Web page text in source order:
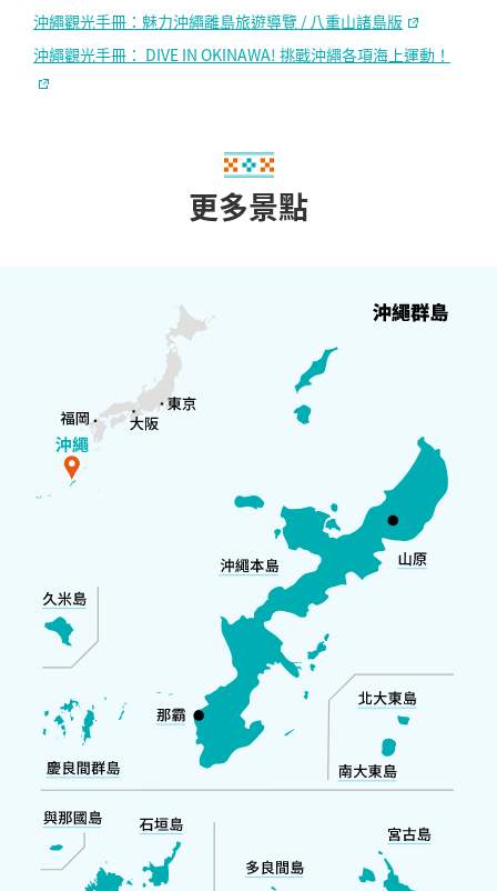
沖繩觀光手冊：魅力沖繩離島旅遊導覽 / 八重山諸島版
沖繩觀光手冊： DIVE IN OKINAWA! 挑戰沖繩各項海上運動！
更多景點